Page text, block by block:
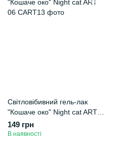
Світловібивний гель-лак
"Кошаче око" Night cat ART
06
149 грн
В наявності